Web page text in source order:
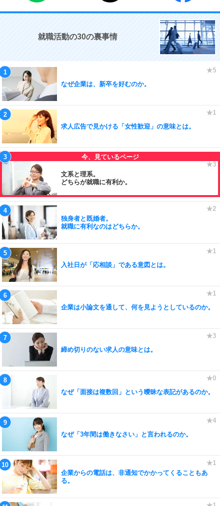
就職活動の30の裏事情
なぜ企業は、新卒を好むのか。
求人広告で見かける「女性歓迎」の意味とは。
文系と理系。
どちらが就職に有利か。
独身者と既婚者。
就職に有利なのはどちらか。
入社日が「応相談」である意図とは。
企業は小論文を通して、何を見ようとしているのか。
締め切りのない求人の意味とは。
なぜ「面接は複数回」という曖昧な表記があるのか。
なぜ「3年間は働きなさい」と言われるのか。
企業からの電話は、非通知でかかってくることもあ
る。